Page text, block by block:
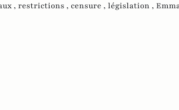
, restrictions , censure , législation ,